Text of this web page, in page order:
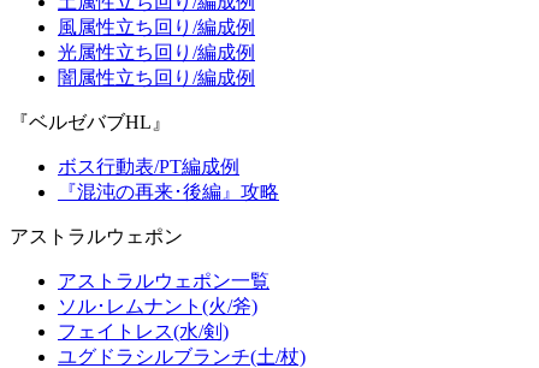
風属性立ち回り/編成例
光属性立ち回り/編成例
闇属性立ち回り/編成例
『ベルゼバブHL』
ボス行動表/PT編成例
『混沌の再来･後編』攻略
アストラルウェポン
アストラルウェポン一覧
ソル･レムナント(火/斧)
フェイトレス(水/剣)
ユグドラシルブランチ(土/杖)